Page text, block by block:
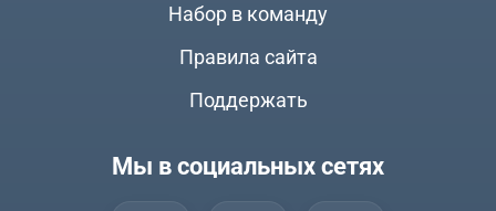
Набор в команду
Правила сайта
Поддержать
Мы в социальных сетях